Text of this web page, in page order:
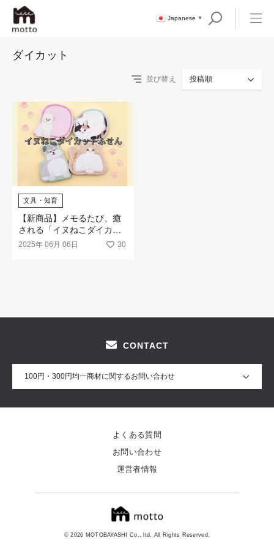
Japanese ▼
ダイカット
並び替え 投稿順
文具・知育
【新商品】メモるたび、癒
される「イヌねこダイカッ
トふせん」
2025年 06月 06日 30
CONTACT
100円・300円均一商材に関するお問い合わせ
© 2026 MOTOBAYASHI Co., ltd. All Rights Reserved.
よくある質問
お問い合わせ
運営者情報